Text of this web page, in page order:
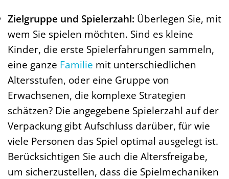
Zielgruppe und Spielerzahl: Überlegen Sie, mit
wem Sie spielen möchten. Sind es kleine
Kinder, die erste Spielerfahrungen sammeln,
eine ganze Familie mit unterschiedlichen
Altersstufen, oder eine Gruppe von
Erwachsenen, die komplexe Strategien
schätzen? Die angegebene Spielerzahl auf der
Verpackung gibt Aufschluss darüber, für wie
viele Personen das Spiel optimal ausgelegt ist.
Berücksichtigen Sie auch die Altersfreigabe,
um sicherzustellen, dass die Spielmechaniken